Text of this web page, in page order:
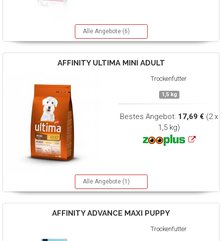
Alle Angebote (6)
AFFINITY ULTIMAMINI ADULT
Trockenfutter
1,5 kg
Bestes Angebot: 17,69 € (2 x
1,5 kg)
Alle Angebote (1)
AFFINITY ADVANCE MAXI PUPPY
Trockenfutter